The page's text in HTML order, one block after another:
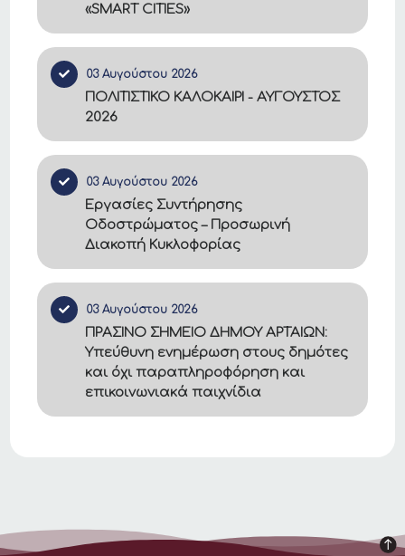
«SMART CITIES»
03 Αυγούστου 2026
ΠΟΛΙΤΙΣΤΙΚΟ ΚΑΛΟΚΑΙΡΙ - ΑΥΓΟΥΣΤΟΣ
2026
03 Αυγούστου 2026
Εργασίες Συντήρησης
Οδοστρώματος – Προσωρινή
Διακοπή Κυκλοφορίας
03 Αυγούστου 2026
ΠΡΑΣΙΝΟ ΣΗΜΕΙΟ ΔΗΜΟΥ ΑΡΤΑΙΩΝ:
Υπεύθυνη ενημέρωση στους δημότες
και όχι παραπληροφόρηση και
επικοινωνιακά παιχνίδια